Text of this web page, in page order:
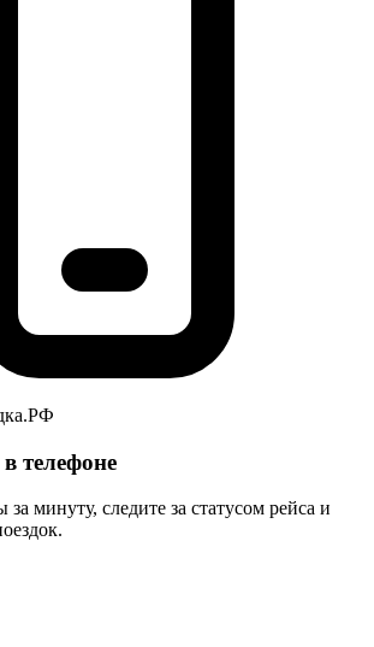
телефоне
минуту, следите за статусом рейса и